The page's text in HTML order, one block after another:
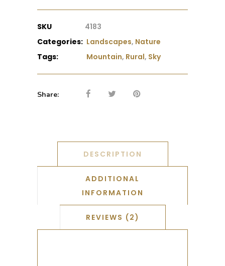
SKU
4183
Categories: Landscapes, Nature
Tags:
Mountain, Rural, Sky
Share:
DESCRIPTION
ADDITIONAL
INFORMATION
REVIEWS (2)